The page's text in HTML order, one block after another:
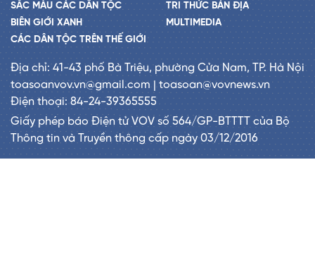
SẮC MÀU CÁC DÂN TỘC
BIÊN GIỚI XANH
CÁC DÂN TỘC TRÊN THẾ GIỚI
TRI THỨC BẢN ĐỊA
MULTIMEDIA
Địa chỉ: 41-43 phố Bà Triệu, phường Cửa Nam, TP. Hà Nội
toasoanvov.vn@gmail.com | toasoan@vovnews.vn
Điện thoại: 84-24-39365555
Giấy phép báo Điện tử VOV số 564/GP-BTTTT của Bộ
Thông tin và Truyền thông cấp ngày 03/12/2016